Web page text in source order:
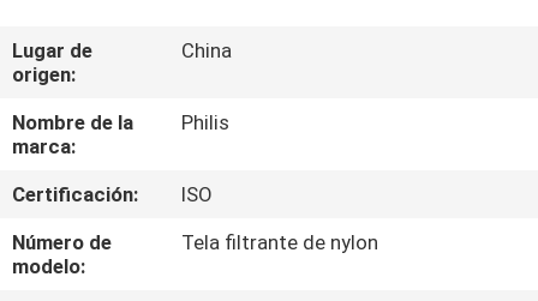
NOSOTROS
VIAJE
DE
LA
FÁBRICA
Lugar de
origen:
China
Nombre de la
marca:
Philis
Certificación:
ISO
Número de
modelo:
Tela filtrante de nylon